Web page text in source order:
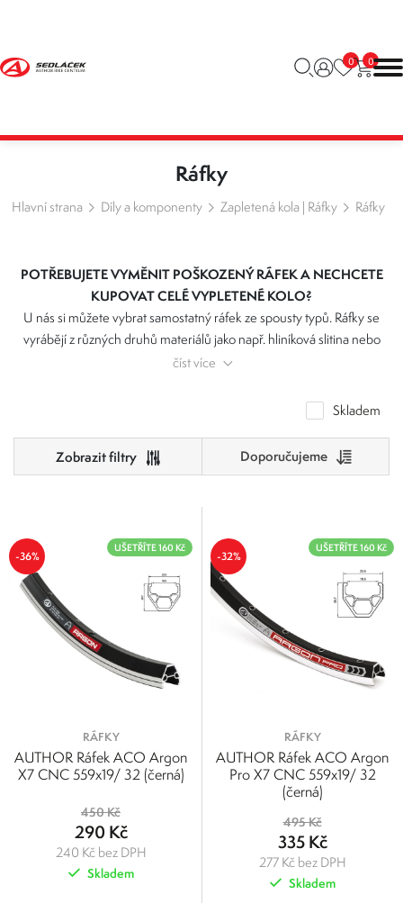
0 0
Ráfky
Hlavní strana Díly a komponenty Zapletená kola | Ráfky Ráfky
POTŘEBUJETE VYMĚNIT POŠKOZENÝ RÁFEK A NECHCETE
KUPOVAT CELÉ VYPLETENÉ KOLO?
U nás si můžete vybrat samostatný ráfek ze spousty typů. Ráfky se
vyrábějí z různých druhů materiálů jako např. hliníková slitina nebo
karbon. Pro výběr ráfku je důležitý jeho průměr, šířka, profil a typ
číst více
Skladem
Doporučujeme
0 500
-36%
UŠETŘÍTE 160 Kč
RÁFKY
AUTHOR Ráfek ACO Argon
X7 CNC 559x19/ 32 (černá)
450 Kč
290 Kč
240 Kč bez DPH
Skladem
-32%
UŠETŘÍTE 160 Kč
RÁFKY
AUTHOR Ráfek ACO Argon
Pro X7 CNC 559x19/ 32
(černá)
495 Kč
335 Kč
277 Kč bez DPH
Skladem